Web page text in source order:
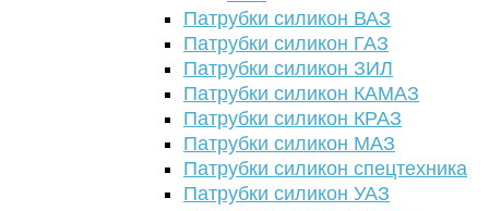
Патрубки силикон ВАЗ
Патрубки силикон ГАЗ
Патрубки силикон ЗИЛ
Патрубки силикон КАМАЗ
Патрубки силикон КРАЗ
Патрубки силикон МАЗ
Патрубки силикон спецтехника
Патрубки силикон УАЗ